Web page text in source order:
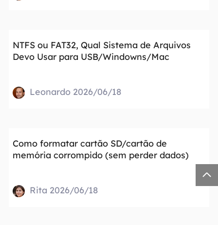
NTFS ou FAT32, Qual Sistema de Arquivos
Devo Usar para USB/Windowns/Mac
Leonardo 2026/06/18
Como formatar cartão SD/cartão de
memória corrompido (sem perder dados)
Rita 2026/06/18
